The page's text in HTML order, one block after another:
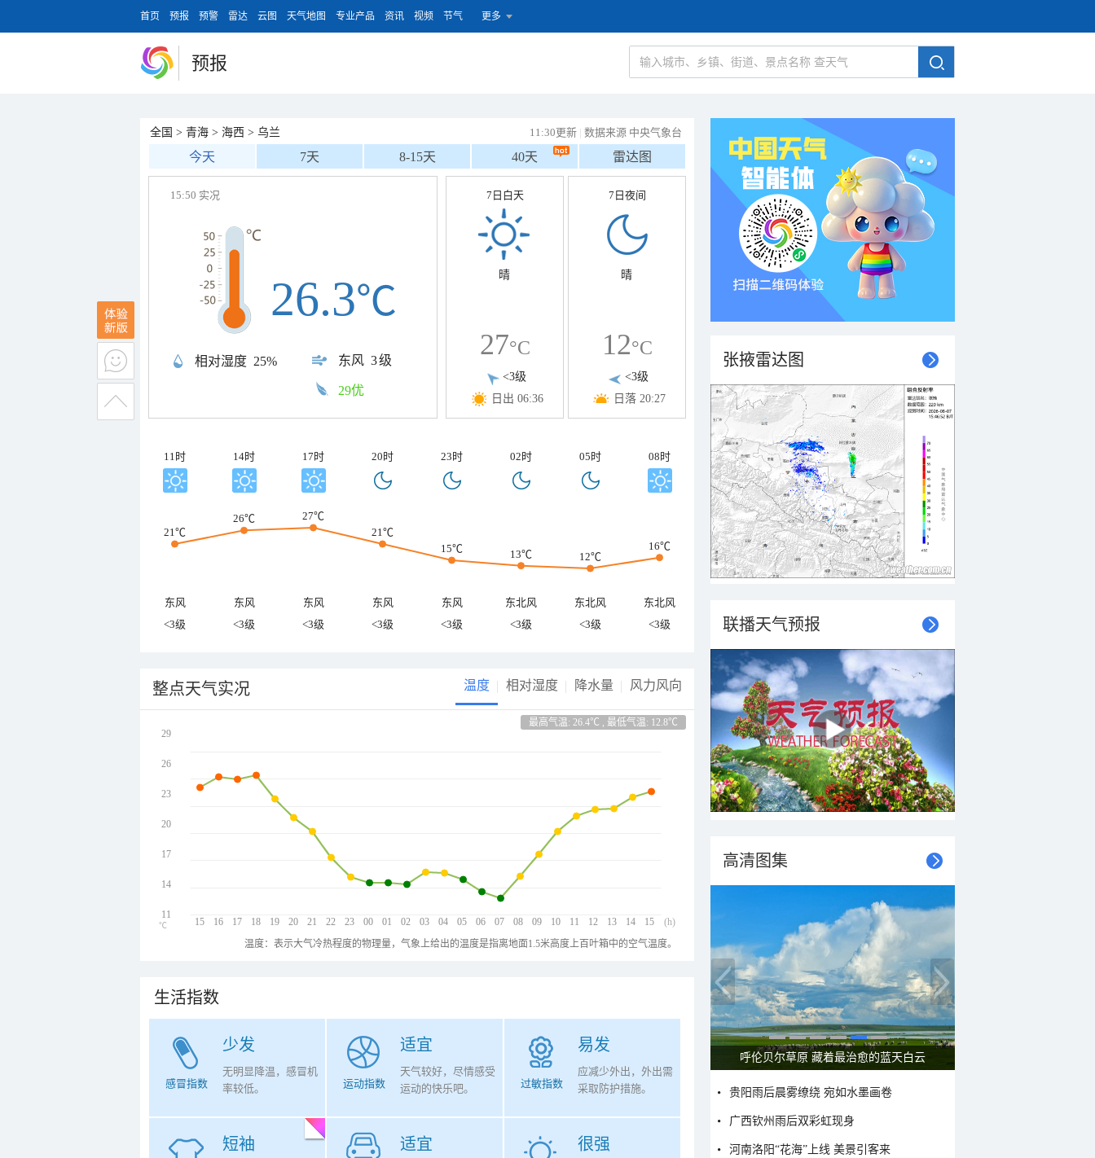
首页 预报 预警 雷达 云图 天气地图 专业产品 资讯 视频 节气 更多
预报
全国 > 青海 > 海西 > 乌兰 11:30更新 | 数据来源 中央气象台
今天 7天 8-15天 40天 雷达图
15:50 实况
相对湿度 25% 东风 3级
26.3℃
29优
7日白天
晴
27°C
<3级
日出 06:36
7日夜间
晴
12°C
<3级
日落 20:27
11时 14时 17时 20时 23时 02时 05时 08时
21℃
26℃
27℃
21℃
15℃
13℃ 12℃
16℃
东风 东风 东风 东风 东风 东北风 东北风
东北风
<3级
<3级 <3级 <3级 <3级 <3级 <3级 <3级
整点天气实况 温度 相对湿度 降水量 风力风向
最高气温: 26.4℃ , 最低气温: 12.8℃
15 16 17 18 19 20 21 22 23 00 01 02 03 04 05 06 07 08 09 10 11 12 13 14 15
29
26
23
20
17
14
11
(h)
℃
温度：表示大气冷热程度的物理量，气象上给出的温度是指离地面1.5米高度上百叶箱中的空气温度。
生活指数
少发
感冒指数
无明显降温，感冒机
率较低。
适宜
运动指数
天气较好，尽情感受
运动的快乐吧。
易发
过敏指数
应减少外出，外出需
采取防护措施。
短袖 适宜 很强
张掖雷达图
联播天气预报
高清图集
一组图感受水中消暑快乐瞬间
贵阳雨后晨雾缭绕 宛如水墨画卷
广西钦州雨后双彩虹现身
河南洛阳“花海”上线 美景引客来